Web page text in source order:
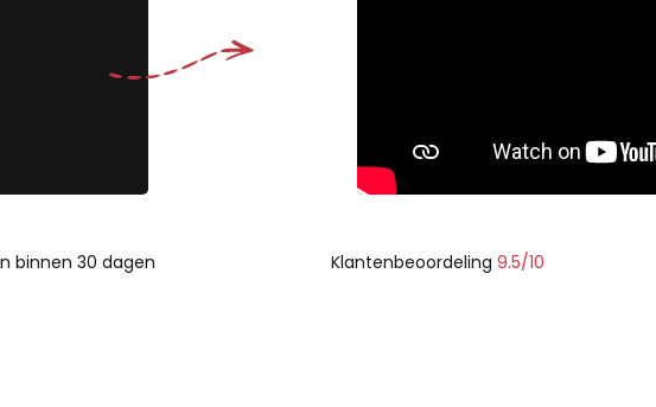
binnen 30 dagen Klantenbeoordeling 9.5/10